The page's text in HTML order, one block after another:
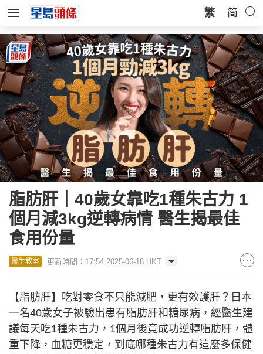
繁 简
脂肪肝｜40歲女靠吃1種朱古力 1
個月減3kg逆轉病情 醫生揭最佳
食用份量
醫生教室 更新時間：17:54 2025-06-18 HKT
【脂肪肝】吃對零食不只能減肥，更有效護肝？日本
一名40歲女子被驗出患有脂肪肝和糖尿病，經醫生建
議每天吃1種朱古力，1個月後竟成功逆轉脂肪肝，體
重下降，血糖更穩定，到底哪種朱古力有這麼多保健